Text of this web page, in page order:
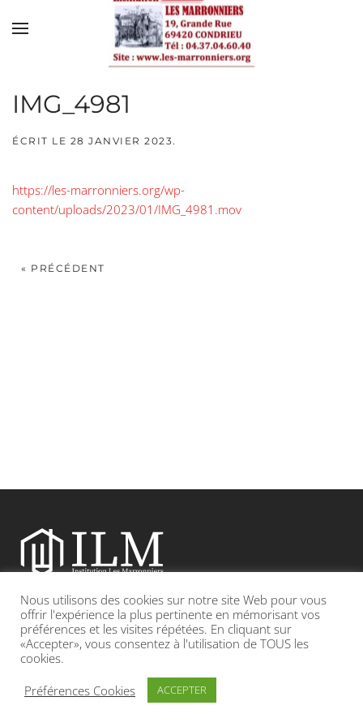
Skip to main content
IMG_4981
ÉCRIT LE 28 JANVIER 2023.
https://les-marronniers.org/wp-
content/uploads/2023/01/IMG_4981.mov
« PRÉCÉDENT
Etablissement catholique sous contrat d’association avec l’Etat
Adresse : 19, Grande rue 69420 CONDRIEU
INFOS LÉGALES POLITIQUE DE CONFIDENTIALITÉ
Nous utilisons des cookies sur notre site Web pour vous
offrir l'expérience la plus pertinente en mémorisant vos
préférences et les visites répétées. En cliquant sur
«Accepter», vous consentez à l'utilisation de TOUS les
cookies.
Préférences Cookies
ACCEPTER